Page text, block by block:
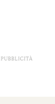
PUBBLICITÀ